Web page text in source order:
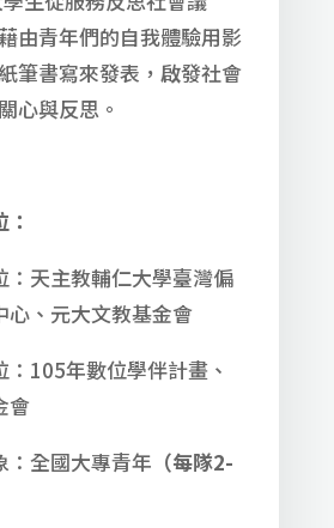
由青年們的自我體驗用影
筆書寫來發表，啟發社會
心與反思。
天主教輔仁大學臺灣偏
心、元大文教基金會
105年數位學伴計畫、
會
全國大專青年 （每隊2-